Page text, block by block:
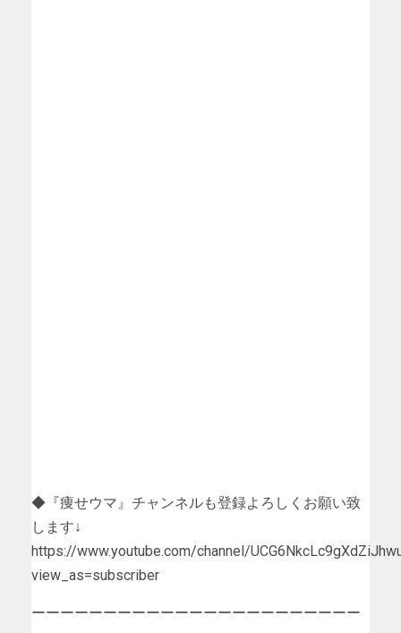
◆『痩せウマ』チャンネルも登録よろしくお願い致
します↓
https://www.youtube.com/channel/
view_as=subscriber
ーーーーーーーーーーーーーーーーーーーーーーー